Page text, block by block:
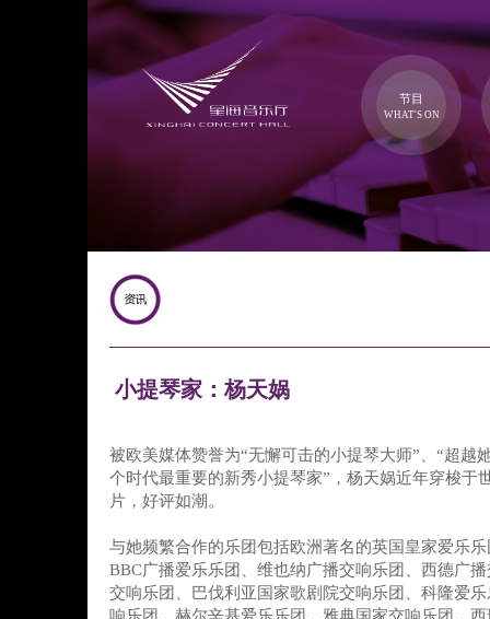
节目
WHAT'S ON
小提琴家：杨天娲
被欧美媒体赞誉为“无懈可击的小提琴大师”、“超越
个时代最重要的新秀小提琴家”，杨天娲近年穿梭于
片，好评如潮。
与她频繁合作的乐团包括欧洲著名的英国皇家爱乐
BBC广播爱乐乐团、维也纳广播交响乐团、西德广
交响乐团、巴伐利亚国家歌剧院交响乐团、科隆爱